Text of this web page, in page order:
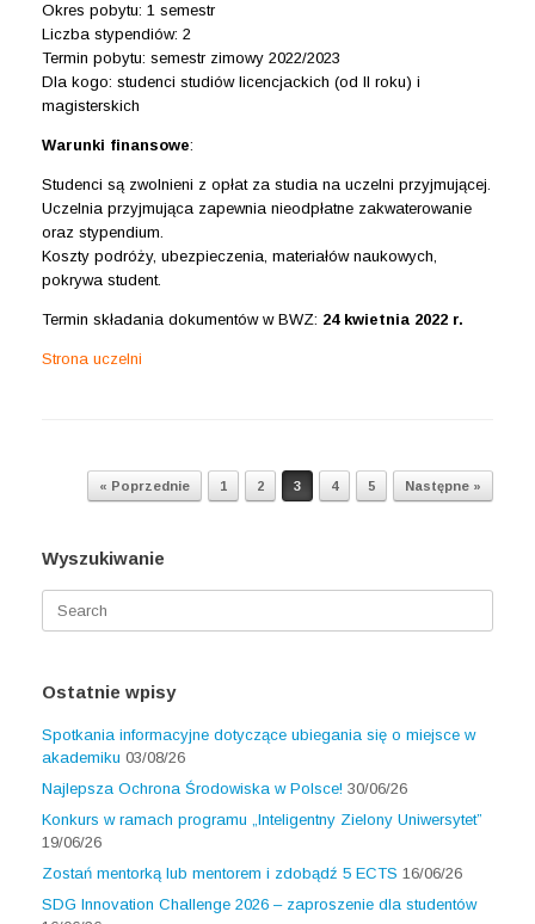
Okres pobytu: 1 semestr
Liczba stypendiów: 2
Termin pobytu: semestr zimowy 2022/2023
Dla kogo: studenci studiów licencjackich (od II roku) i
magisterskich
Warunki finansowe:
Studenci są zwolnieni z opłat za studia na uczelni przyjmującej.
Uczelnia przyjmująca zapewnia nieodpłatne zakwaterowanie
oraz stypendium.
Koszty podróży, ubezpieczenia, materiałów naukowych,
pokrywa student.
Termin składania dokumentów w BWZ: 24 kwietnia 2022 r.
Strona uczelni
Post navigation
« Poprzednie 1 2 3 4 5 Następne »
Wyszukiwanie
Ostatnie wpisy
Spotkania informacyjne dotyczące ubiegania się o miejsce w
akademiku 03/08/26
Najlepsza Ochrona Środowiska w Polsce! 30/06/26
Konkurs w ramach programu „Inteligentny Zielony Uniwersytet”
19/06/26
Zostań mentorką lub mentorem i zdobądź 5 ECTS 16/06/26
SDG Innovation Challenge 2026 – zaproszenie dla studentów